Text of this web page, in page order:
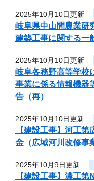
2025年10月10日更新
岐阜県中山間農業研
建築工事に関する一
2025年10月10日更新
岐阜各務野高等学校
事業に係る情報機器
告（再）
2025年10月10日更新
【建設工事】河工
金（広域河川改修
2025年10月9日更新
【建設工事】濃工